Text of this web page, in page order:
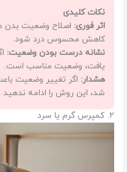
نکات کلیدی
اثر فوری:
کاهش محسوس درد شود.
نشانه درست بودن وضعیت:
یافت، وضعیت مناسب است.
هشدار: اگر تغییر وضعیت
شد، این روش را ادامه
۲. کمپرس گرم یا سرد